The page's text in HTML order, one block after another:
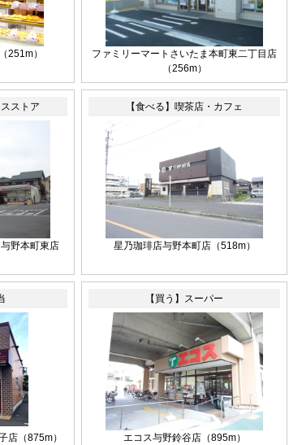
251m）
ファミリーマートさいたま本町東二丁目店
（256m）
ストア
野本町東店
【食べる】喫茶店・カフェ
星乃珈琲店与野本町店（518m）
店（875m）
【買う】スーパー
エコス与野鈴谷店（895m）